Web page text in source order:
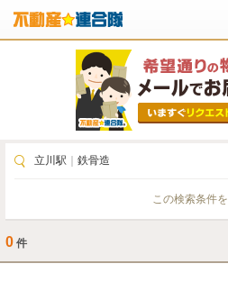
立川駅 鉄骨造
この検索条件を
0 件